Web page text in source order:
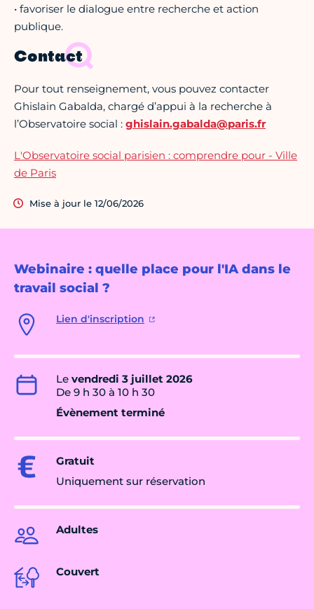
Webinaire : quelle place pour l'IA dans le
travail social ?
Lien d'inscription
Le vendredi 3 juillet 2026
De 9 h 30 à 10 h 30
Évènement terminé
Gratuit
Uniquement sur réservation
Adultes
Couvert
• favoriser le dialogue entre recherche et action
publique.
Contact
Pour tout renseignement, vous pouvez contacter
Ghislain Gabalda, chargé d’appui à la recherche à
l’Observatoire social : ghislain.gabalda@paris.fr
L'Observatoire social parisien : comprendre pour - Ville
de Paris
Mise à jour le 12/06/2026